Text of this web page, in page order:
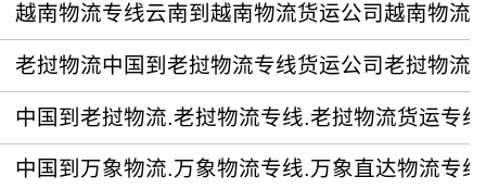
越南物流专线云南到越南物流货运公司越南物流
老挝物流中国到老挝物流专线货运公司老挝物流
中国到老挝物流.老挝物流专线.老挝物流货运专线
中国到万象物流.万象物流专线.万象直达物流专线